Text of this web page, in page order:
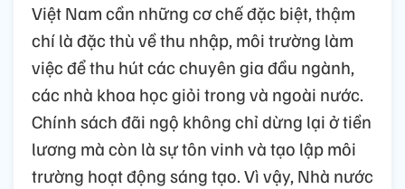
Việt Nam cần những cơ chế đặc biệt, thậm
chí là đặc thù về thu nhập, môi trường làm
việc để thu hút các chuyên gia đầu ngành,
các nhà khoa học giỏi trong và ngoài nước.
Chính sách đãi ngộ không chỉ dừng lại ở tiền
lương mà còn là sự tôn vinh và tạo lập môi
trường hoạt động sáng tạo. Vì vậy, Nhà nước